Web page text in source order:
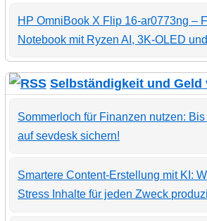
HP OmniBook X Flip 16-ar0773ng –
Notebook mit Ryzen AI, 3K-OLED
Selbständigkeit und Geld
Sommerloch für Finanzen nutzen:
auf sevdesk sichern!
Smartere Content-Erstellung mit KI:
Stress Inhalte für jeden Zweck